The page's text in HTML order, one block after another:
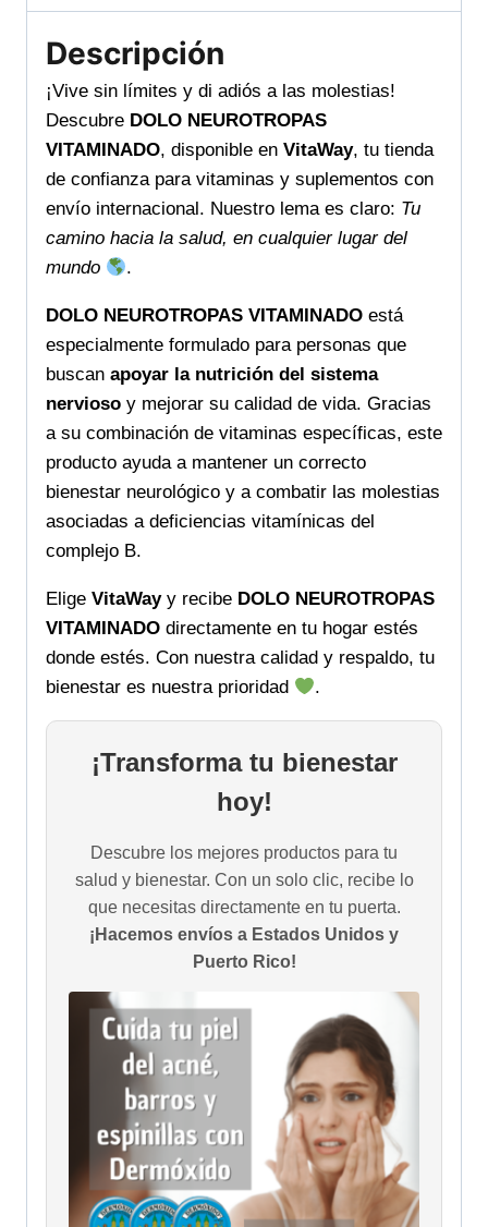
bienestar
cantidad
Descripción
¡Vive sin límites y di adiós a las molestias!
Descubre DOLO NEUROTROPAS
VITAMINADO, disponible en VitaWay, tu tienda
de confianza para vitaminas y suplementos con
envío internacional. Nuestro lema es claro: Tu
camino hacia la salud, en cualquier lugar del
mundo
.
DOLO NEUROTROPAS VITAMINADO está
especialmente formulado para personas que
buscan apoyar la nutrición del sistema
nervioso y mejorar su calidad de vida. Gracias
a su combinación de vitaminas específicas, este
producto ayuda a mantener un correcto
bienestar neurológico y a combatir las molestias
asociadas a deficiencias vitamínicas del
complejo B.
Elige VitaWayy recibe DOLO NEUROTROPAS
VITAMINADO directamente en tu hogar estés
donde estés. Con nuestra calidad y respaldo, tu
bienestar es nuestra prioridad
.
¡Transforma tu bienestar
hoy!
Descubre los mejores productos para tu
salud y bienestar. Con un solo clic, recibe lo
que necesitas directamente en tu puerta.
¡Hacemos envíos a Estados Unidos y
Puerto Rico!